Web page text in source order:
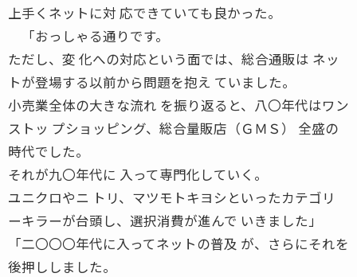
上手くネットに対 応できていても良かった。
「おっしゃる通りです。
ただし、変 化への対応という面では、総合通販は ネッ
トが登場する以前から問題を抱え ていました。
小売業全体の大きな流れ を振り返ると、八〇年代はワン
ストッ プショッピング、総合量販店（ＧＭＳ） 全盛の
時代でした。
それが九〇年代に 入って専門化していく。
ユニクロやニ トリ、マツモトキヨシといったカテゴリ
ーキラーが台頭し、選択消費が進んで いきました」
「二〇〇〇年代に入ってネットの普及 が、さらにそれを
後押ししました。